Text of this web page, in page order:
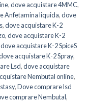
,dove acquistare 4MMC,
Anfetamina liquida,dove
,dove acquistare K-2
,dove acquistare K-2
dove acquistare K-2 SpiceS
acquistare K-2 Spray,
Lsd,dove acquistare
Nembutal online,
,Dove comprare lsd
comprare Nembutal,